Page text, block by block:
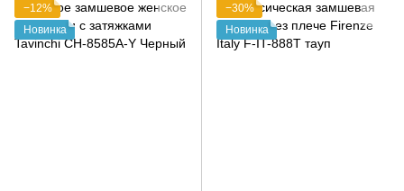
−12%
Новинка
−30%
Новинка